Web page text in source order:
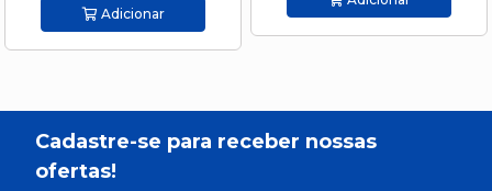
Adicionar
Cadastre-se para receber nossas
ofertas!